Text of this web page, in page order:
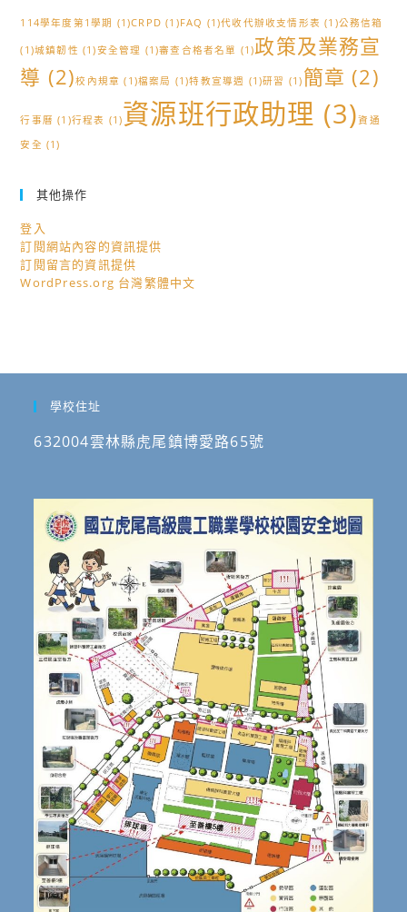
114學年度第1學期 (1)CRPD (1)FAQ (1)代收代辦收支情形表 (1)公務信箱
(1)城鎮韌性 (1)安全管理 (1)審查合格者名單 (1)政策及業務宣
導 (2)校內規章 (1)檔案局 (1)特教宣導週 (1)研習 (1) 簡章 (2)
行事曆 (1)行程表 (1)資源班行政助理 (3)資通
安全 (1)
其他操作
登入
訂閱網站內容的資訊提供
訂閱留言的資訊提供
WordPress.org 台灣繁體中文
學校住址
632004雲林縣虎尾鎮博愛路65號